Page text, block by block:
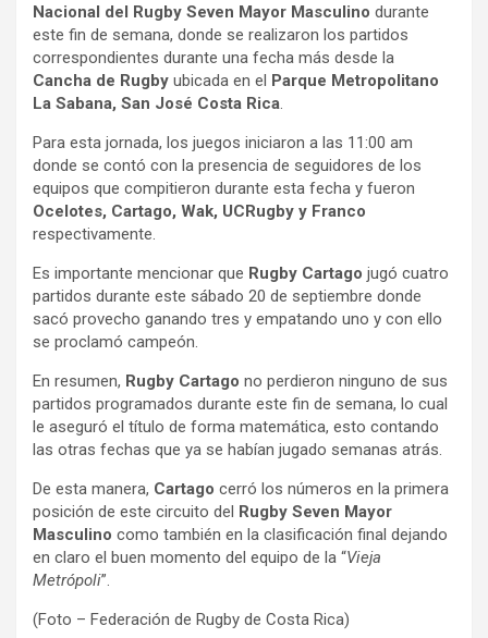
Nacional del Rugby Seven Mayor Masculino durante
este fin de semana, donde se realizaron los partidos
correspondientes durante una fecha más desde la
Cancha de Rugby ubicada en el Parque Metropolitano
La Sabana, San José Costa Rica.
Para esta jornada, los juegos iniciaron a las 11:00 am
donde se contó con la presencia de seguidores de los
equipos que compitieron durante esta fecha y fueron
Ocelotes, Cartago, Wak, UCRugby y Franco
respectivamente.
Es importante mencionar que Rugby Cartago jugó cuatro
partidos durante este sábado 20 de septiembre donde
sacó provecho ganando tres y empatando uno y con ello
se proclamó campeón.
En resumen, Rugby Cartago no perdieron ninguno de sus
partidos programados durante este fin de semana, lo cual
le aseguró el título de forma matemática, esto contando
las otras fechas que ya se habían jugado semanas atrás.
De esta manera, Cartago cerró los números en la primera
posición de este circuito del Rugby Seven Mayor
Masculino como también en la clasificación final dejando
en claro el buen momento del equipo de la “Vieja
Metrópoli”.
(Foto – Federación de Rugby de Costa Rica)